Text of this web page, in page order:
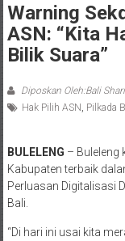
Warning
ASN: “Kita
Bilik Suara”
Diposkan Oleh:Bali
Hak Pilih ASN Pilkada
BULELENG – Buleleng
Kabupaten terbaik
Perluasan Digitalisasi
Bali.
“Di hari ini usai kita